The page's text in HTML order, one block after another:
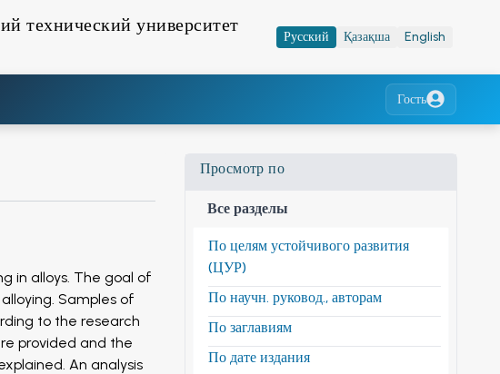
технический университет
Русский Қазақша English
Гость
in alloys. The goal of
Samples of
to the research
provided and the
An analysis
Просмотр по
Все разделы
По целям устойчивого развития
(ЦУР)
По научн. руковод., авторам
По заглавиям
По дате издания